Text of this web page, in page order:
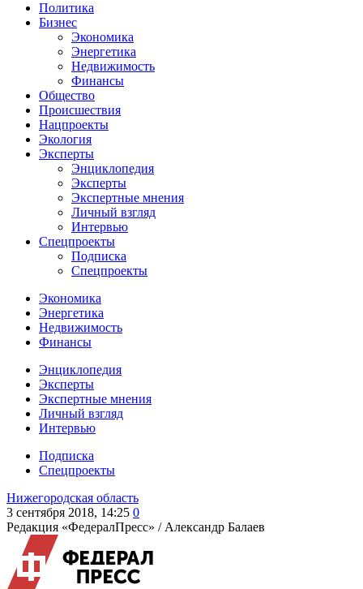
Политика
Бизнес
Экономика
Энергетика
Недвижимость
Финансы
Общество
Происшествия
Нацпроекты
Экология
Эксперты
Энциклопедия
Эксперты
Экспертные мнения
Личный взгляд
Интервью
Спецпроекты
Подписка
Спецпроекты
Экономика
Энергетика
Недвижимость
Финансы
Энциклопедия
Эксперты
Экспертные мнения
Личный взгляд
Интервью
Подписка
Спецпроекты
Нижегородская область
3 сентября 2018, 14:25 0
Редакция «ФедералПресс» / Александр Балаев